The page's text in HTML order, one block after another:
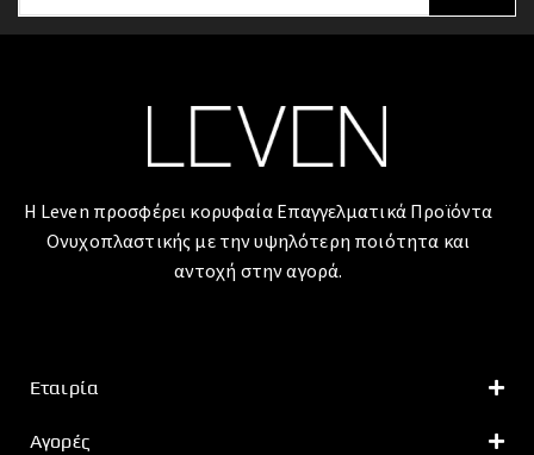
Η Leven προσφέρει κορυφαία Επαγγελματικά Προϊόντα
Ονυχοπλαστικής με την υψηλότερη ποιότητα και
αντοχή στην αγορά.
Εταιρία
Αγορές